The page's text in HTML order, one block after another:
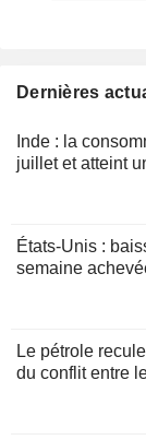
Dernières
Inde : la
juillet et atteint
États-Unis :
semaine
Le pétrole
du conflit entre